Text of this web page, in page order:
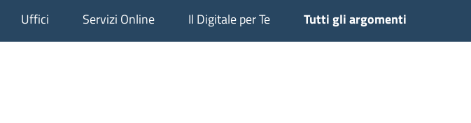
Uffici Servizi Online Il Digitale per Te Tutti gli argomenti